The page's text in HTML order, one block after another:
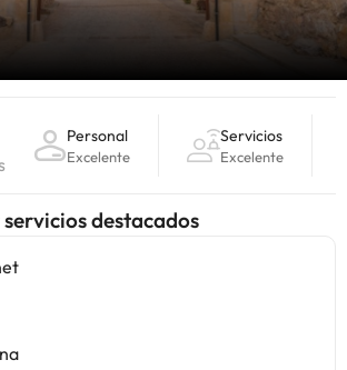
Personal
Excelente
Servicios
Excelente
destacados